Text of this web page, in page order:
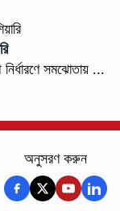
নির্ধারণে সমঝোতায় ...
অনুসরণ করুন